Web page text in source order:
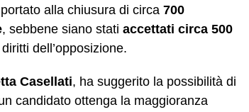
alla chiusura di circa 700
, sebbene siano stati accettati circa 500
dell’opposizione.
Casellati, ha suggerito la possibilità di
candidato ottenga la maggioranza